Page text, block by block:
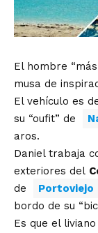
El hombre
musa de
El vehículo es
su “oufit” de
aros.
Daniel trabaja
exteriores del
de
Portoviejo
bordo de su
Es que el